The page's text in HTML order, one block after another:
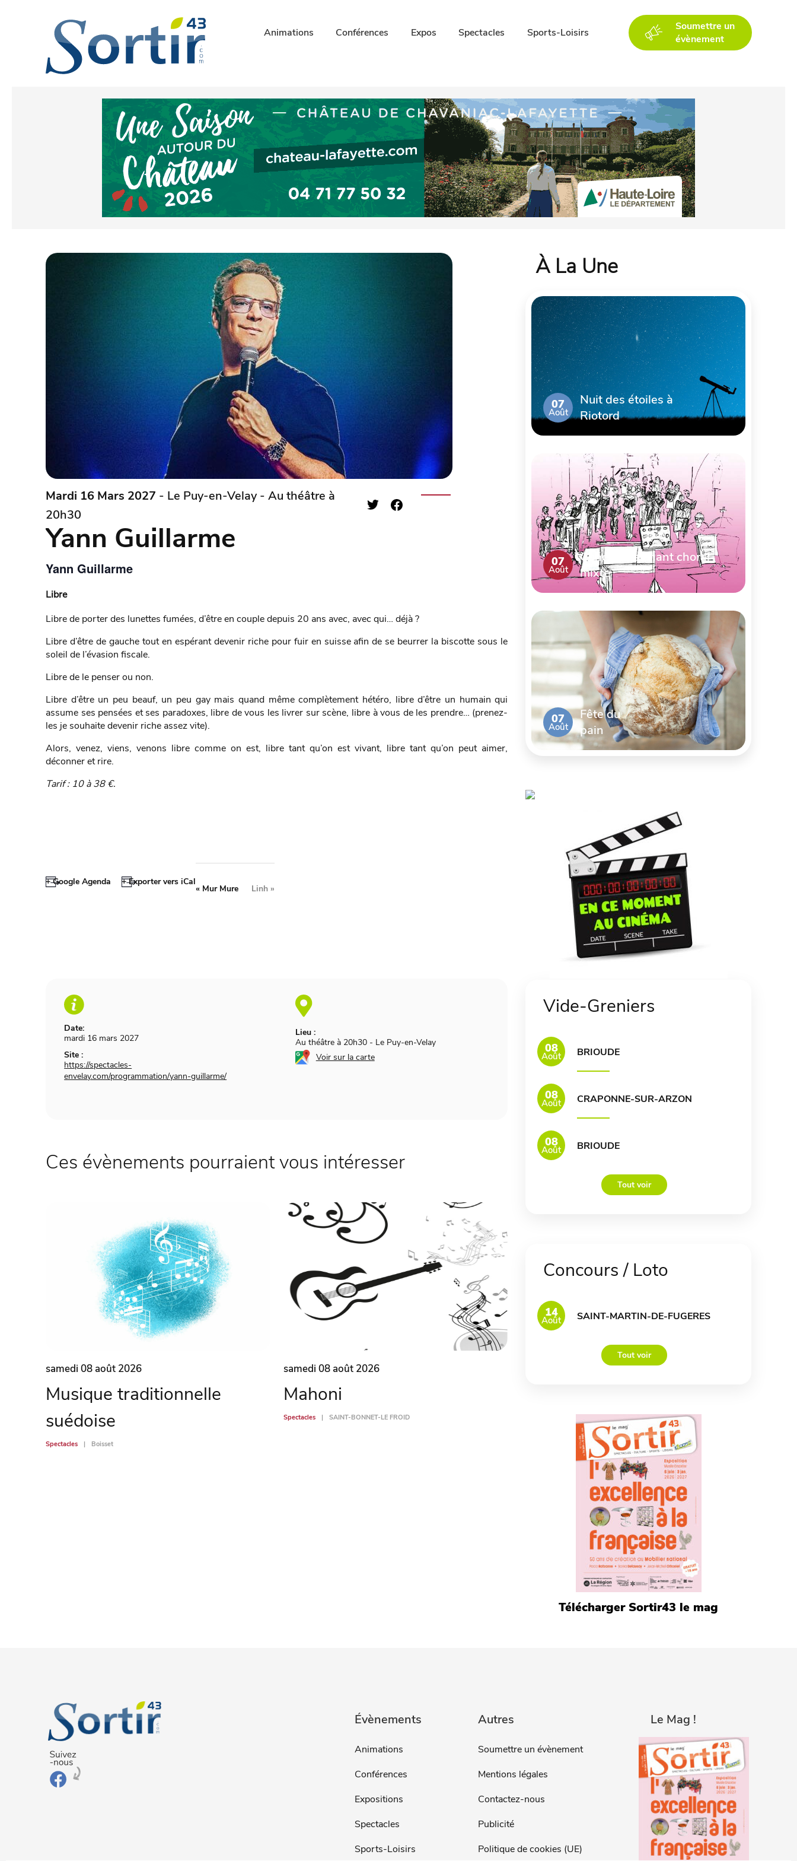
Animations Conférences Expos Spectacles Sports-Loisirs
Soumettre un
évènement
Mardi 16 Mars 2027 - Le Puy-en-Velay - Au théâtre à
20h30
Yann Guillarme
Yann Guillarme
Libre
Libre de porter des lunettes fumées, d’être en couple depuis 20 ans avec, avec qui… déjà ?
Libre d’être de gauche tout en espérant devenir riche pour fuir en suisse afin de se beurrer la biscotte sous le
soleil de l’évasion fiscale.
Libre de le penser ou non.
Libre d’être un peu beauf, un peu gay mais quand même complètement hétéro, libre d’être un humain qui
assume ses pensées et ses paradoxes, libre de vous les livrer sur scène, libre à vous de les prendre… (prenez-
les je souhaite devenir riche assez vite).
Alors, venez, viens, venons libre comme on est, libre tant qu’on est vivant, libre tant qu’on peut aimer,
déconner et rire.
Tarif : 10 à 38 €.
+ Google Agenda + Exporter vers iCal
Date:
mardi 16 mars 2027
Site :
https://spectacles-
envelay.com/programmation/yann-guillarme/
Lieu :
Au théâtre à 20h30 - Le Puy-en-Velay
Voir sur la carte
«Mur Mure Linh »
Ces évènements pourraient vous intéresser
samedi 08 août 2026
Musique traditionnelle
suédoise
Spectacles Boisset
samedi 08 août 2026
Mahoni
Spectacles SAINT-BONNET-LE FROID
À La Une
07
Août
Nuit des étoiles à
Riotord
07
Août
Concert de chant choral
mixte
07
Août
Fête du
pain
Vide-Greniers
08
Août BRIOUDE
08
Août CRAPONNE-SUR-ARZON
08
Août BRIOUDE
Tout voir
Concours / Loto
14
Août SAINT-MARTIN-DE-FUGERES
Tout voir
Télécharger Sortir43 le mag
Évènements
Animations
Conférences
Expositions
Spectacles
Sports-Loisirs
Autres
Soumettre un évènement
Mentions légales
Contactez-nous
Publicité
Politique de cookies (UE)
Le Mag !